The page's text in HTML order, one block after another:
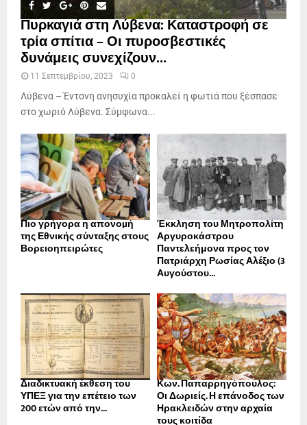
Πυρκαγιά στη Λύβενα: Καταστροφή σε
τρία σπίτια – Οι πυροσβεστικές
δυνάμεις συνεχίζουν...
11 Σεπτεμβρίου, 2023 0
Λύβενα – Έντονη ανησυχία προκαλεί η φωτιά που ξέσπασε
στο χωριό Λύβενα. Σύμφωνα...
Πιο γρήγορα η απονοµή
της Εθνικής σύνταξης στους
Βορειοηπειρώτες
Έκκληση του Μητροπολίτη
Αργυροκάστρου
Παντελεήμονα προς τον
Πατριάρχη Ρωσίας Αλέξιο (3
Αυγούστου...
Διαδικτυακή έκθεση του
ΥΠΕΞ για την επέτειο των
200 ετών από την...
Κων. Παπαρρηγόπουλος:
Οι Δωριείς. Η επάνοδος των
Ηρακλειδών στην αρχαία
τους κοιτίδα